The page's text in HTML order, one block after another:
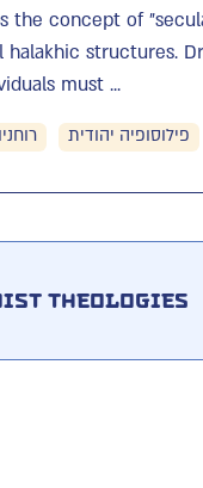
the concept of
structures.
must ...
פילוסופיה יהודית
Theologies